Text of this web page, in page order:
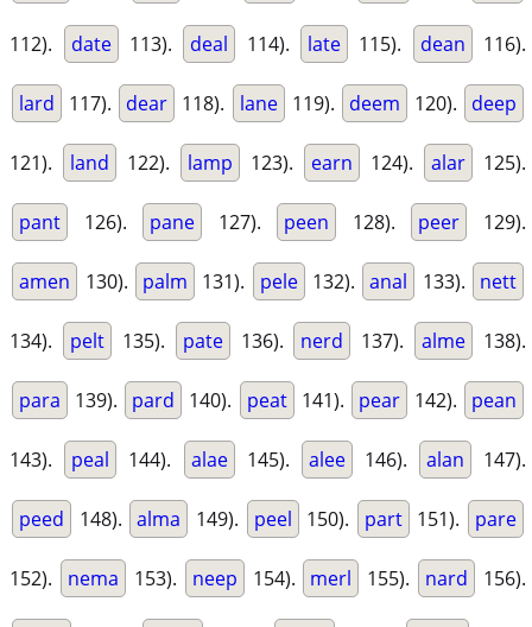
112). date 113). deal 114). late 115). dean 116).
lard 117). dear 118). lane 119). deem 120). deep
121). land 122). lamp 123). earn 124). alar 125).
pant 126). pane 127). peen 128). peer 129).
amen 130). palm 131). pele 132). anal 133). nett
134). pelt 135). pate 136). nerd 137). alme 138).
para 139). pard 140). peat 141). pear 142). pean
143). peal 144). alae 145). alee 146). alan 147).
peed 148). alma 149). peel 150). part 151). pare
152). nema 153). neep 154). merl 155). nard 156).